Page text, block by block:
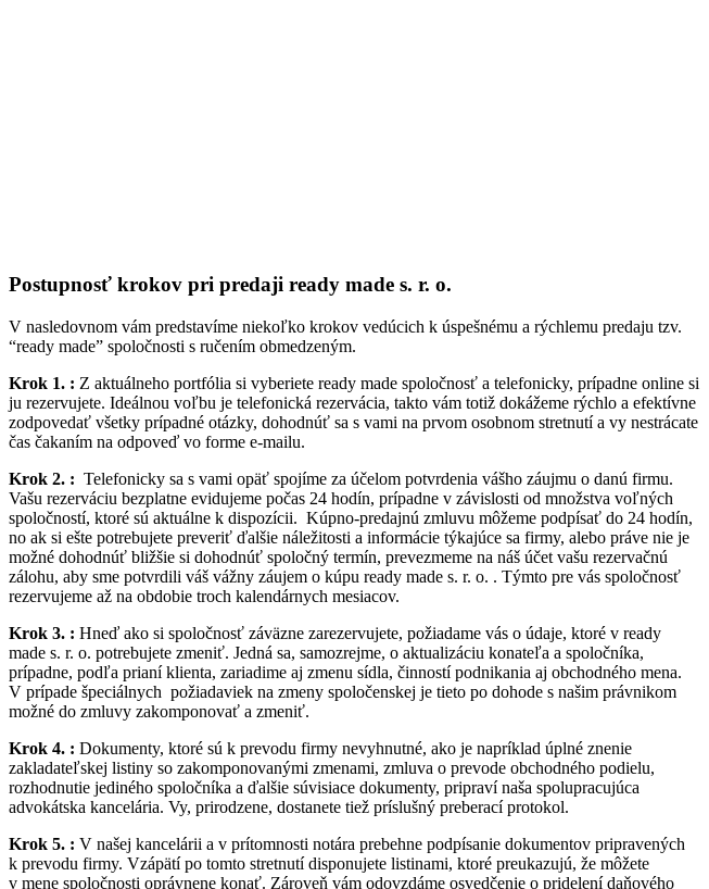
Postupnosť krokov pri predaji ready made s. r. o.
V nasledovnom vám predstavíme niekoľko krokov vedúcich k úspešnému a rýchlemu predaju tzv.
“ready made” spoločnosti s ručením obmedzeným.
Krok 1. : Z aktuálneho portfólia si vyberiete ready made spoločnosť a telefonicky, prípadne online si
ju rezervujete. Ideálnou voľbu je telefonická rezervácia, takto vám totiž dokážeme rýchlo a efektívne
zodpovedať všetky prípadné otázky, dohodnúť sa s vami na prvom osobnom stretnutí a vy nestrácate
čas čakaním na odpoveď vo forme e-mailu.
Krok 2. : Telefonicky sa s vami opäť spojíme za účelom potvrdenia vášho záujmu o danú firmu.
Vašu rezerváciu bezplatne evidujeme počas 24 hodín, prípadne v závislosti od množstva voľných
spoločností, ktoré sú aktuálne k dispozícii. Kúpno-predajnú zmluvu môžeme podpísať do 24 hodín,
no ak si ešte potrebujete preveriť ďalšie náležitosti a informácie týkajúce sa firmy, alebo práve nie je
možné dohodnúť bližšie si dohodnúť spoločný termín, prevezmeme na náš účet vašu rezervačnú
zálohu, aby sme potvrdili váš vážny záujem o kúpu ready made s. r. o. . Týmto pre vás spoločnosť
rezervujeme až na obdobie troch kalendárnych mesiacov.
Krok 3. : Hneď ako si spoločnosť záväzne zarezervujete, požiadame vás o údaje, ktoré v ready
made s. r. o. potrebujete zmeniť. Jedná sa, samozrejme, o aktualizáciu konateľa a spoločníka,
prípadne, podľa prianí klienta, zariadime aj zmenu sídla, činností podnikania aj obchodného mena.
V prípade špeciálnych požiadaviek na zmeny spoločenskej je tieto po dohode s našim právnikom
možné do zmluvy zakomponovať a zmeniť.
Krok 4. : Dokumenty, ktoré sú k prevodu firmy nevyhnutné, ako je napríklad úplné znenie
zakladateľskej listiny so zakomponovanými zmenami, zmluva o prevode obchodného podielu,
rozhodnutie jediného spoločníka a ďalšie súvisiace dokumenty, pripraví naša spolupracujúca
advokátska kancelária. Vy, prirodzene, dostanete tiež príslušný preberací protokol.
Krok 5. : V našej kancelárii a v prítomnosti notára prebehne podpísanie dokumentov pripravených
k prevodu firmy. Vzápätí po tomto stretnutí disponujete listinami, ktoré preukazujú, že môžete
v mene spoločnosti oprávnene konať. Zároveň vám odovzdáme osvedčenie o pridelení daňového